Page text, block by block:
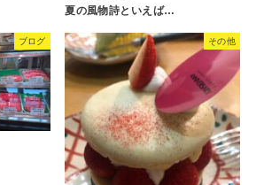
夏の風物詩といえば…
ブログ その他